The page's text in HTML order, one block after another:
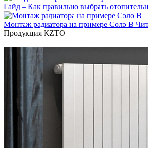
Гайд – Как правильно выбрать
Монтаж радиатора на примере Соло В
Продукция KZTO